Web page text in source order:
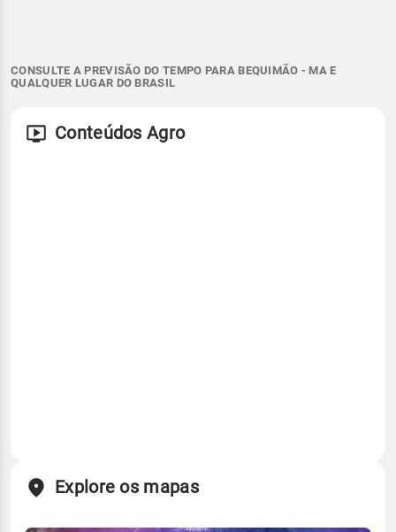
CONSULTE A PREVISÃO DO TEMPO PARA BEQUIMÃO - MA E
QUALQUER LUGAR DO BRASIL
Conteúdos Agro
Explore os mapas